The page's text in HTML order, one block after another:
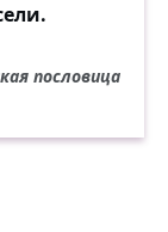
пословица